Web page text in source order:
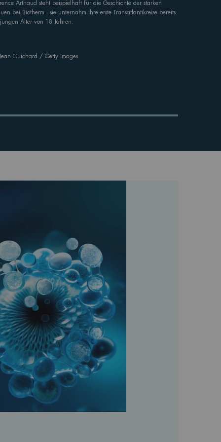
Arthaud steht beispielhaft für die Geschichte der starken
bei Biotherm - sie unternahm ihre erste Transatlantikreise bereits
Alter von 18 Jahren.
Guichard / Getty Images